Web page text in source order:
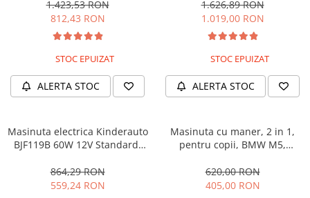
1.423,53 RON
812,43 RON
STOC EPUIZAT
ALERTA STOC
music player, albastru
1.626,89 RON
1.019,00 RON
STOC EPUIZAT
ALERTA STOC
Masinuta electrica Kinderauto
BJF119B 60W 12V Standard,
864,29 RON
559,24 RON
Masinuta cu maner, 2 in 1,
pentru copii, BMW M5,
620,00 RON
405,00 RON